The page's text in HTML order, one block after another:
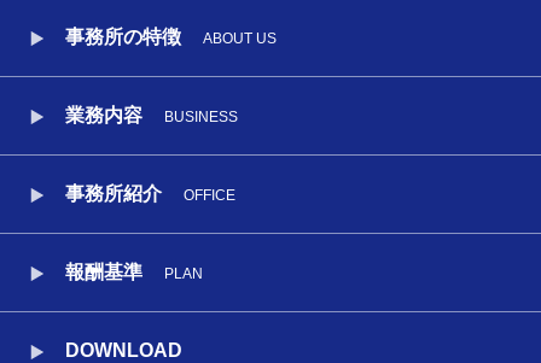
事務所の特徴 ABOUT US
業務内容 BUSINESS
事務所紹介 OFFICE
報酬基準 PLAN
DOWNLOAD